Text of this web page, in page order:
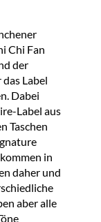
Chi Fan
der
Label
Dabei
Label aus
Taschen
in
daher und
aber alle